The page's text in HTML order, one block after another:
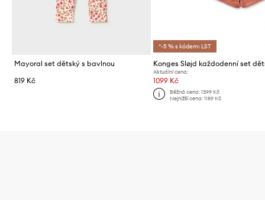
Mayoral set dětský s bavlnou
819 Kč
*-5 % s kódem: LST
Aktuální cena:
1099 Kč
Běžná cena: 1399 Kč
Nejnižší cena: 1189 Kč